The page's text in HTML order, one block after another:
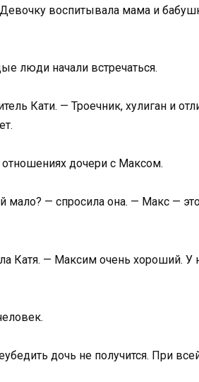
воспитывала мама и
люди начали встречаться.
Кати. — Троечник, хулиган и
дочери с Максом.
мало? — спросила она. — Макс —
Катя. — Максим очень хороший. У
дочь не получится. При